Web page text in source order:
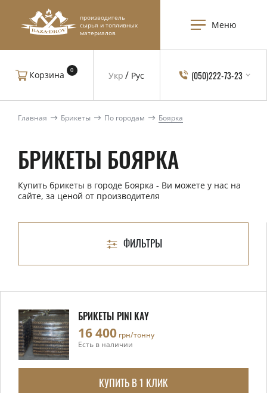
производитель
сырья и топливных
материалов
Меню
Укр Рус
Корзина 0 (050)222-73-23
Главная Брикеты По городам Боярка
БРИКЕТЫ БОЯРКА
Купить брикеты в городе Боярка - Ви можете у нас на
сайте, за ценой от производителя
ФИЛЬТРЫ
БРИКЕТЫ PINI KAY
16 400 грн/тонну
Есть в наличии
КУПИТЬ В 1 КЛИК